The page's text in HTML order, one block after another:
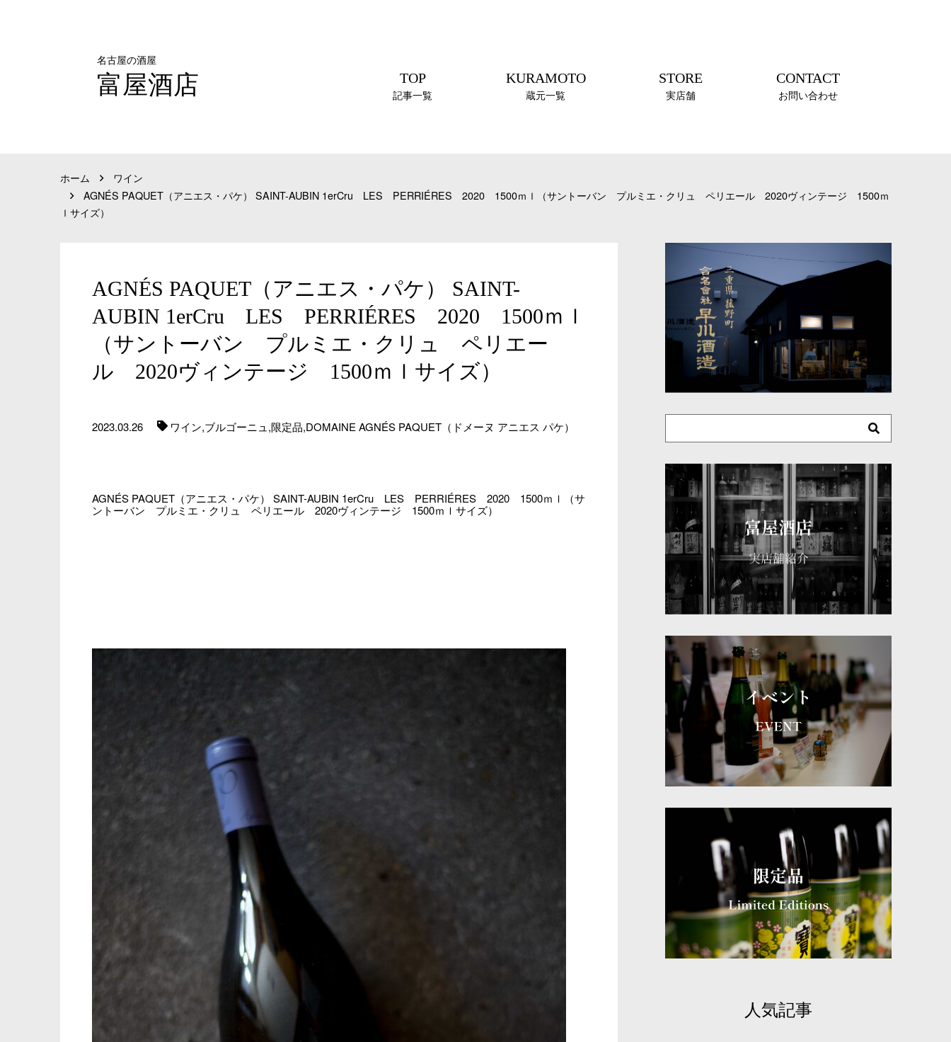
名古屋の酒屋
富屋酒店 TOP
記事一覧
KURAMOTO
蔵元一覧
STORE
実店舗
CONTACT
お問い合わせ
ホーム
ワイン
AGNÉS PAQUET（アニエス・パケ） SAINT-AUBIN 1erCru LES PERRIÉRES 2020 1500ｍｌ（サントーバン プルミエ・クリュ ペリエール 2020ヴィンテージ 1500ｍ
ｌサイズ）
AGNÉS PAQUET（アニエス・パケ） SAINT-
AUBIN 1erCru LES PERRIÉRES 2020 1500ｍｌ
（サントーバン プルミエ・クリュ ペリエー
ル 2020ヴィンテージ 1500ｍｌサイズ）
2023.03.26 ワイン,ブルゴーニュ,限定品,DOMAINE AGNÉS PAQUET（ドメーヌ アニエス パケ）
AGNÉS PAQUET（アニエス・パケ） SAINT-AUBIN 1erCru LES PERRIÉRES 2020 1500ｍｌ（サ
ントーバン プルミエ・クリュ ペリエール 2020ヴィンテージ 1500ｍｌサイズ）
人気記事